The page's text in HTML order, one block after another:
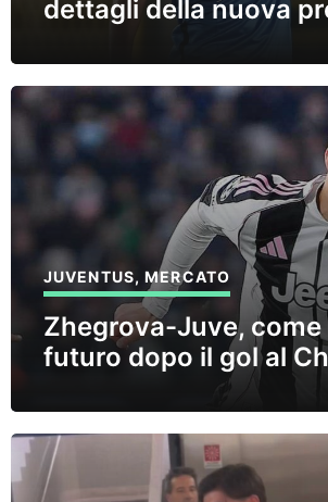
dettagli della nuova
JUVENTUS,MERCATO
Zhegrova-Juve, come
futuro dopo il gol al